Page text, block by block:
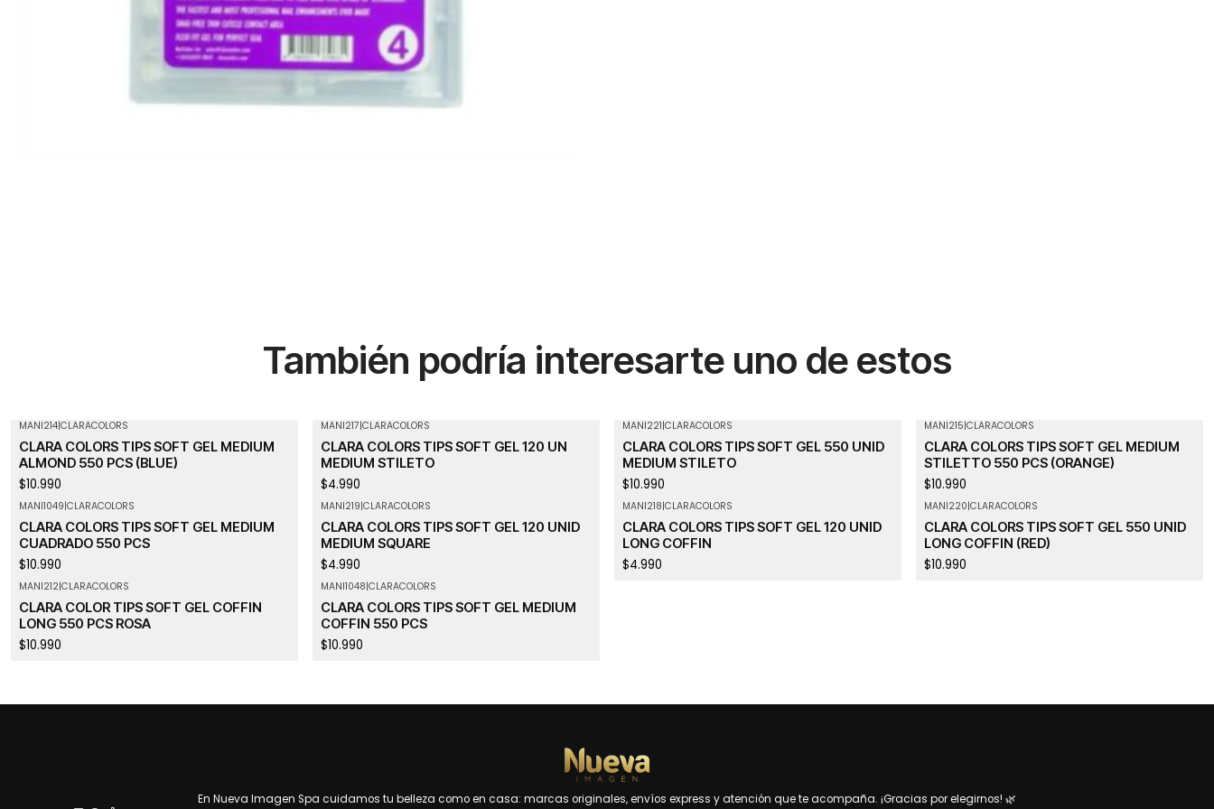
También podría interesarte uno de estos
MANI214|CLARACOLORS
CLARA COLORS TIPS SOFT GEL MEDIUM
ALMOND 550 PCS (BLUE)
$10.990
MANI217|CLARACOLORS
CLARA COLORS TIPS SOFT GEL 120 UN
MEDIUM STILETO
$4.990
MANI221|CLARACOLORS
CLARA COLORS TIPS SOFT GEL 550 UNID
MEDIUM STILETO
$10.990
MANI215|CLARACOLORS
CLARA COLORS TIPS SOFT GEL MEDIUM
STILETTO 550 PCS (ORANGE)
$10.990
MANI1049|CLARACOLORS
CLARA COLORS TIPS SOFT GEL MEDIUM
CUADRADO 550 PCS
$10.990
MANI219|CLARACOLORS
CLARA COLORS TIPS SOFT GEL 120 UNID
MEDIUM SQUARE
$4.990
MANI218|CLARACOLORS
CLARA COLORS TIPS SOFT GEL 120 UNID
LONG COFFIN
$4.990
MANI220|CLARACOLORS
CLARA COLORS TIPS SOFT GEL 550 UNID
LONG COFFIN (RED)
$10.990
MANI212|CLARACOLORS
CLARA COLOR TIPS SOFT GEL COFFIN
LONG 550 PCS ROSA
$10.990
MANI1048|CLARACOLORS
CLARA COLORS TIPS SOFT GEL MEDIUM
COFFIN 550 PCS
$10.990
En Nueva Imagen Spa cuidamos tu belleza como en casa: marcas originales, envíos express y atención que te acompaña. ¡Gracias por elegirnos! 🌿